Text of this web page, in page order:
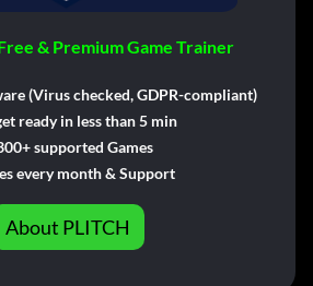
& Premium Game Trainer
(Virus checked, GDPR-compliant)
ready in less than 5 min
supported Games
every month & Support
About PLITCH